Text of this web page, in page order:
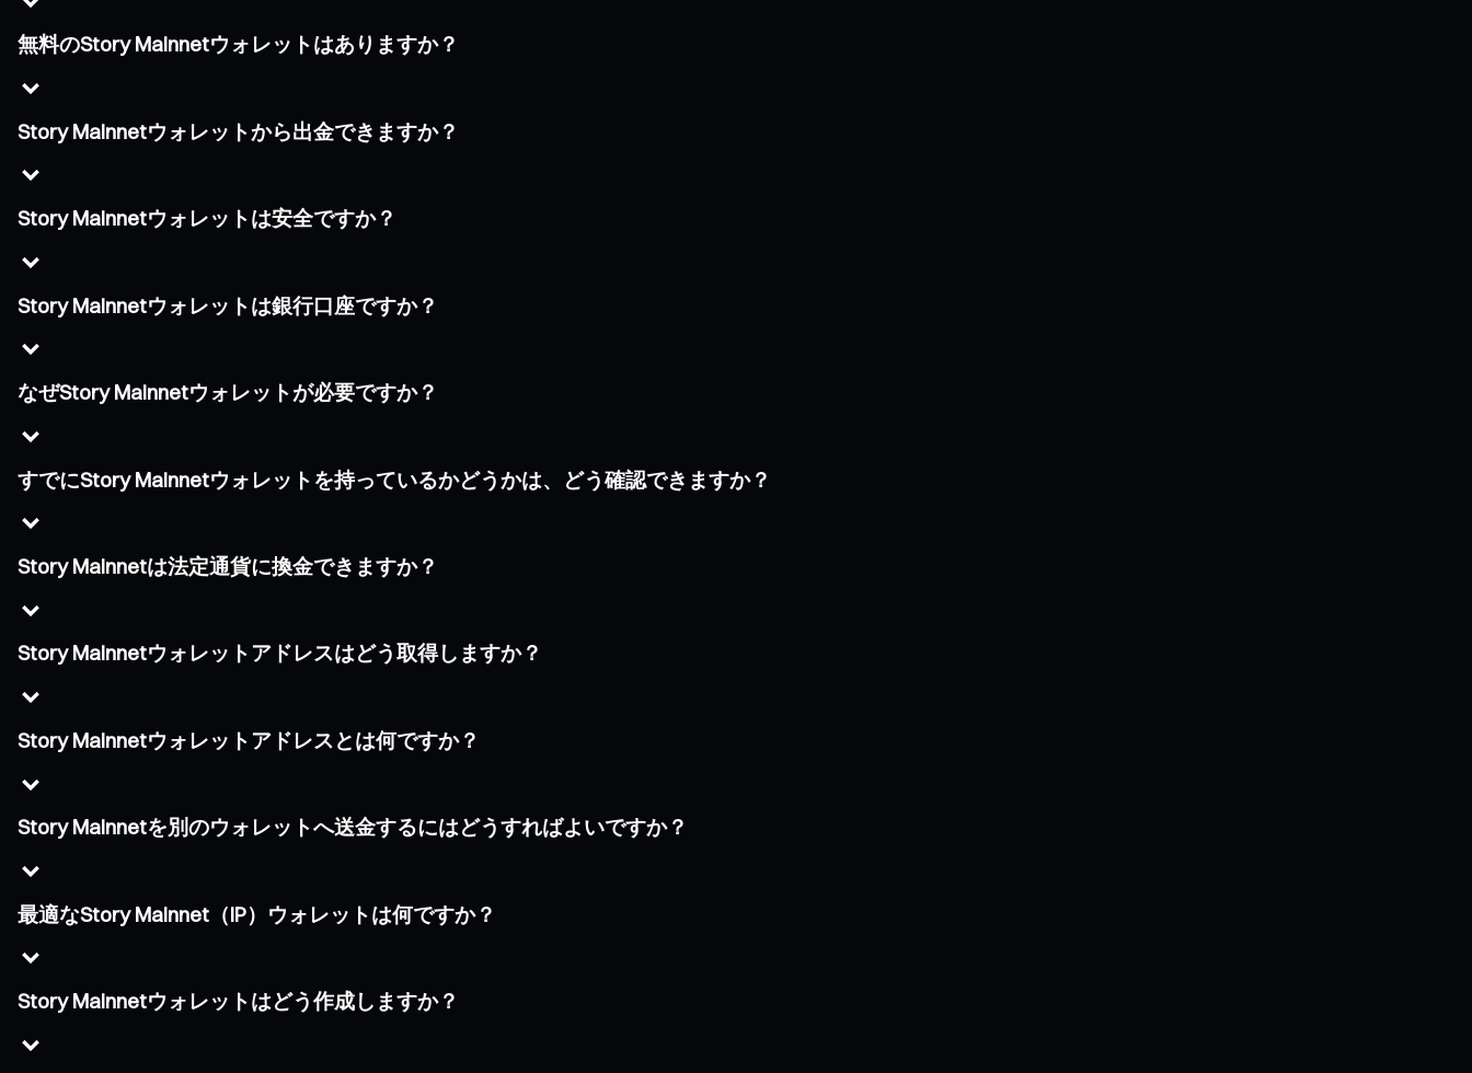
無料のStory Mainnetウォレットはありますか？
Story Mainnetウォレットから出金できますか？
Story Mainnetウォレットは安全ですか？
Story Mainnetウォレットは銀行口座ですか？
なぜStory Mainnetウォレットが必要ですか？
すでにStory Mainnetウォレットを持っているかどうかは、どう確認できますか？
Story Mainnetは法定通貨に換金できますか？
Story Mainnetウォレットアドレスはどう取得しますか？
Story Mainnetウォレットアドレスとは何ですか？
Story Mainnetを別のウォレットへ送金するにはどうすればよいですか？
最適なStory Mainnet（IP）ウォレットは何ですか？
Story Mainnetウォレットはどう作成しますか？